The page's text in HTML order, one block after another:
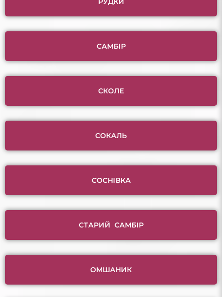
САМБІР
СКОЛЕ
СОКАЛЬ
СОСНІВКА
СТАРИЙ САМБІР
ОМШАНИК